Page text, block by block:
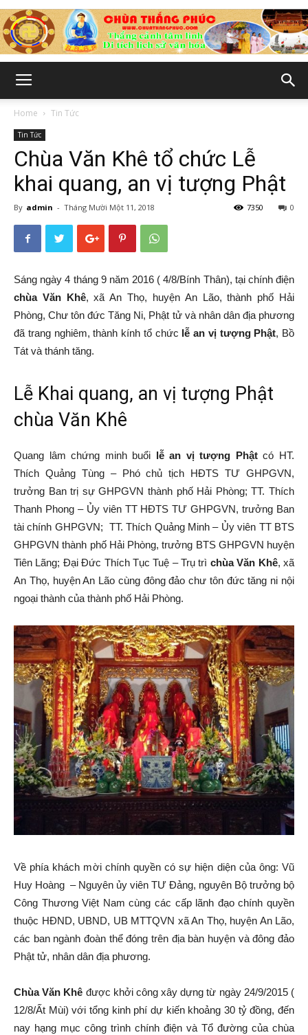
Thắng
Phúc
Tiên
Lãng
Phòng
Home Tin Tức
Tin Tức
Chùa Văn Khê tổ chức Lễ
khai quang, an vị tượng Phật
By admin - Tháng Mười Một 11, 2018 0
7350
Sáng ngày 4 tháng 9 năm 2016 ( 4/8/Bính Thân), tại chính điện
chùa Văn Khê, xã An Thọ, huyện An Lão, thành phố Hải
Phòng, Chư tôn đức Tăng Ni, Phật tử và nhân dân địa phương
đã trang nghiêm, thành kính tổ chức lễ an vị tượng Phật, Bồ
Tát và thánh tăng.
Lễ Khai quang, an vị tượng Phật
chùa Văn Khê
Quang lâm chứng minh buổi lễ an vị tượng Phậtcó HT.
Thích Quảng Tùng – Phó chủ tịch HĐTS TƯ GHPGVN,
trưởng Ban trị sự GHPGVN thành phố Hải Phòng; TT. Thích
Thanh Phong – Ủy viên TT HĐTS TƯ GHPGVN, trưởng Ban
tài chính GHPGVN; TT. Thích Quảng Minh – Ủy viên TT BTS
GHPGVN thành phố Hải Phòng, trưởng BTS GHPGVN huyện
Tiên Lãng; Đại Đức Thích Tục Tuệ – Trụ trì chùa Văn Khê, xã
An Thọ, huyện An Lão cùng đông đảo chư tôn đức tăng ni nội
ngoại thành của thành phố Hải Phòng.
Về phía khách mời chính quyền có sự hiện diện của ông: Vũ
Huy Hoàng – Nguyên ủy viên TƯ Đảng, nguyên Bộ trưởng bộ
Công Thương Việt Nam cùng các cấp lãnh đạo chính quyền
thuộc HĐND, UBND, UB MTTQVN xã An Thọ, huyện An Lão,
các ban ngành đoàn thể đóng trên địa bàn huyện và đông đảo
Phật tử, nhân dân địa phương.
Chùa Văn Khê được khởi công xây dựng từ ngày 24/9/2015 (
12/8/Ất Mùi) với tổng kinh phí dự kiến khoảng 30 tỷ đồng, đến
nay hạng mục công trình chính điện và Tổ đường của chùa